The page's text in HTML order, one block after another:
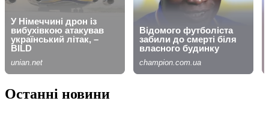
Останні новини